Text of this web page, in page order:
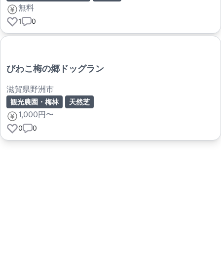
無料
1 0
びわこ梅の郷ドッグラン
滋賀県野洲市
観光農園・梅林 天然芝
1,000円〜
0 0